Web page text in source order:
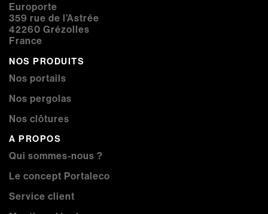
Europorte
359 rue de l’Astrée
42260 Grézolles
France
NOS PRODUITS
Nos portails
Nos pergolas
Nos clôtures
A PROPOS
Qui sommes-nous ?
Le concept Portaleco
Service client